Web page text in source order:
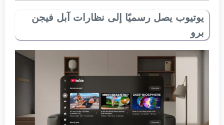
يوتيوب يصل رسميًا إلى نظارات آبل فيجن
برو